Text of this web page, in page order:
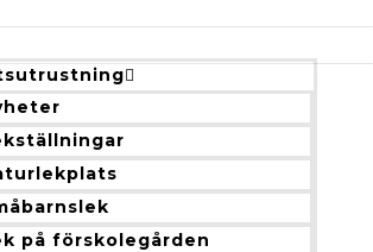
på förskolegården